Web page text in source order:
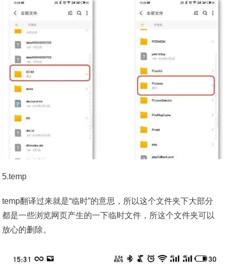
5.temp
temp翻译过来就是“临时”的意思，所以这个文件夹下大部分
都是一些浏览网页产生的一下临时文件，所这个文件夹可以
放心的删除。